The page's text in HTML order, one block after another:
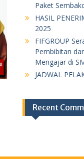
Paket
HASIL
2025
FIFGROUP
Pembibitan
Mengajar di
JADWAL
Recent